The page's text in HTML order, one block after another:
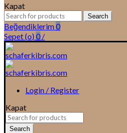
Kapat
Search
for:
Search
Beğendiklerim0
Sepet (o) 0 /
Login / Register
Kapat
Search
for:
Search